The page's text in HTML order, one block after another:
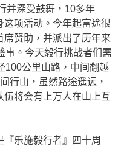
并深受鼓舞，10多年
这项活动。今年起富途很
席赞助，并派出了历年来
事。今天毅行挑战者们需
100公里山路，中间翻越
行山，虽然路途遥远，
将会有上万人在山上互
『乐施毅行者』四十周